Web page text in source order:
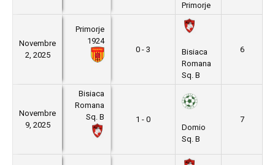
Primorje
Novembre
2, 2025
Primorje
1924
0 - 3
Bisiaca
Romana
Sq. B
6
Novembre
9, 2025
Bisiaca
Romana
Sq. B
1 - 0
Domio
Sq. B
7